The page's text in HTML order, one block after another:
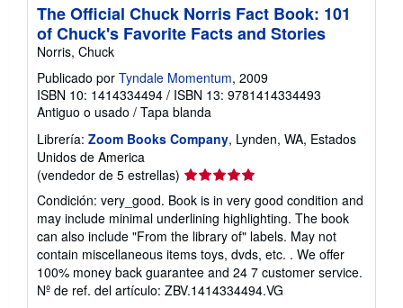
The Official Chuck Norris Fact Book: 101
of Chuck's Favorite Facts and Stories
Norris, Chuck
Publicado por Tyndale Momentum, 2009
ISBN 10: 1414334494 / ISBN 13: 9781414334493
Antiguo o usado / Tapa blanda
Librería: Zoom Books Company, Lynden, WA, Estados
Unidos de America
(vendedor de 5 estrellas) Calificación
del
vendedor:
5
de
5
estrellas
Condición: very_good. Book is in very good condition and
may include minimal underlining highlighting. The book
can also include "From the library of" labels. May not
contain miscellaneous items toys, dvds, etc. . We offer
100% money back guarantee and 24 7 customer service.
Nº de ref. del artículo: ZBV.1414334494.VG